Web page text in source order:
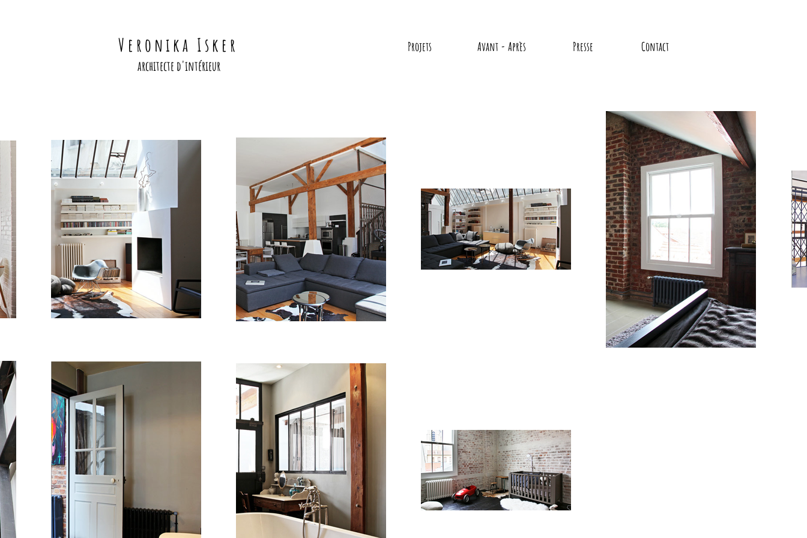
V e r o n i k a I s k e r
architecte d'intérieur
Projets Avant - Après Presse Contact